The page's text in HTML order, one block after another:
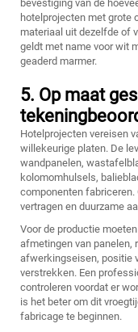
bevestiging van de
hotelprojecten met grote
materiaal uit dezelfde of
geldt met name voor wit
geaderd marmer.
5. Op maat
Hotelprojecten vereisen
willekeurige platen. De
wandpanelen,
kolomomhulsels,
componenten
vertragen en duurzame
Voor de productie
afmetingen van panelen,
afwerkingseisen, positie
verstrekken. Een
controleren voordat er
is het beter om dit
fabricage te beginnen.